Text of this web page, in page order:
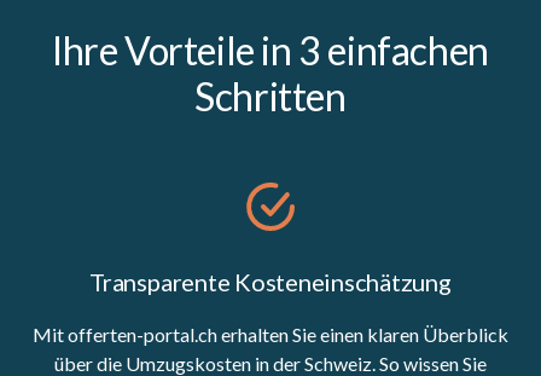
Ihre Vorteile in 3 einfachen
Schritten
Transparente Kosteneinschätzung
Mit offerten-portal.ch erhalten Sie einen klaren Überblick
über die Umzugskosten in der Schweiz. So wissen Sie